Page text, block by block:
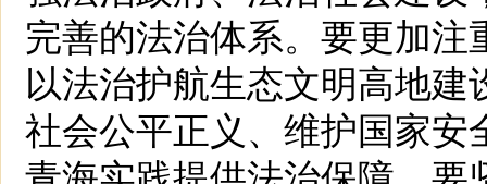
完善的法治体系。要更加
以法治护航生态文明高地
社会公平正义、维护国家